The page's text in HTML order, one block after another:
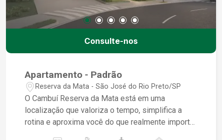
Consulte-nos
Apartamento - Padrão
Reserva da Mata - São José do Rio Preto/SP
O Cambuí Reserva da Mata está em uma
localização que valoriza o tempo, simplifica a
rotina e aproxima você do que realmente importa.